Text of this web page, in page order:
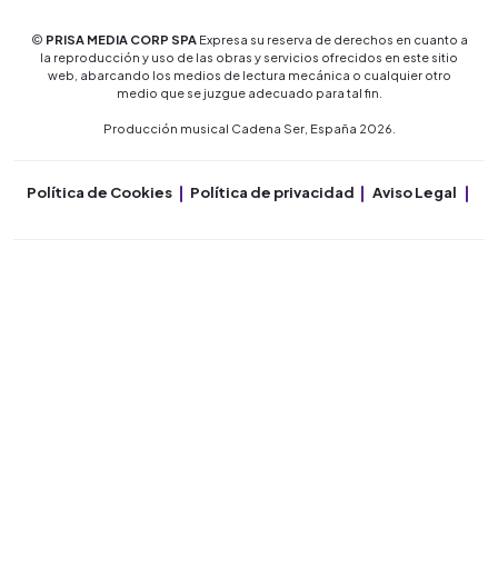
© PRISA MEDIA CORP SPAExpresa su reserva de derechos en cuanto a
la reproducción y uso de las obras y servicios ofrecidos en este sitio
web, abarcando los medios de lectura mecánica o cualquier otro
medio que se juzgue adecuado para tal fin.
Producción musical Cadena Ser, España 2026.
Política de Cookies Política de privacidad Aviso Legal